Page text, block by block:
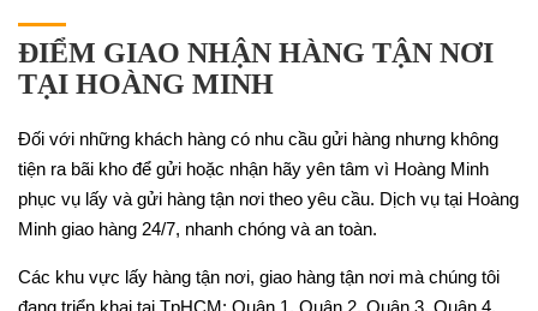
ĐIỂM GIAO NHẬN HÀNG TẬN NƠI
TẠI HOÀNG MINH
Đối với những khách hàng có nhu cầu gửi hàng nhưng không
tiện ra bãi kho để gửi hoặc nhận hãy yên tâm vì Hoàng Minh
phục vụ lấy và gửi hàng tận nơi theo yêu cầu. Dịch vụ tại Hoàng
Minh giao hàng 24/7, nhanh chóng và an toàn.
Các khu vực lấy hàng tận nơi, giao hàng tận nơi mà chúng tôi
đang triển khai tại TpHCM: Quận 1, Quận 2, Quận 3, Quận 4,